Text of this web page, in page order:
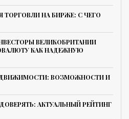
ТОРГОВЛИ НА БИРЖЕ: С ЧЕГО
ВЕЛИКОБРИТАНИИ
КАК НАДЕЖНУЮ
ВОЗМОЖНОСТИ И
АКТУАЛЬНЫЙ РЕЙТИНГ